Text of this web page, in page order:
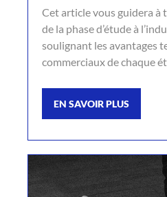
Cet article vous guidera à
de la phase d’étude à
soulignant les avantages
commerciaux de chaque
EN SAVOIR PLUS